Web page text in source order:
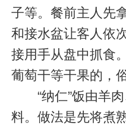
子等。餐前主人先
和接水盆让客人依
接用手从盘中抓食
葡萄干等干果的，
“纳仁”饭由羊肉
料。做法是先将煮